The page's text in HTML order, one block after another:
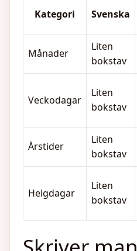
Kategori Svenska
Månader
Liten
bokstav
Veckodagar
Liten
bokstav
Årstider
Liten
bokstav
Helgdagar
Liten
bokstav